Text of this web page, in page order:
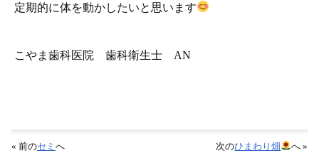
定期的に体を動かしたいと思います
こやま歯科医院 歯科衛生士 AN
« 前のセミ へ 次のひまわり畑 へ »